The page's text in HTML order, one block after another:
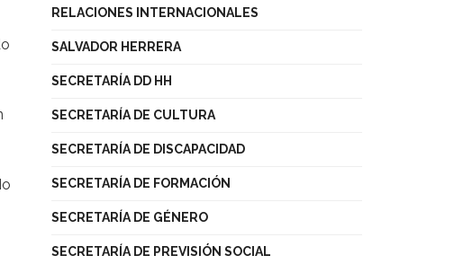
RELACIONES INTERNACIONALES
SALVADOR HERRERA
SECRETARÍA DD HH
SECRETARÍA DE CULTURA
SECRETARÍA DE DISCAPACIDAD
SECRETARÍA DE FORMACIÓN
SECRETARÍA DE GÉNERO
SECRETARÍA DE PREVISIÓN SOCIAL